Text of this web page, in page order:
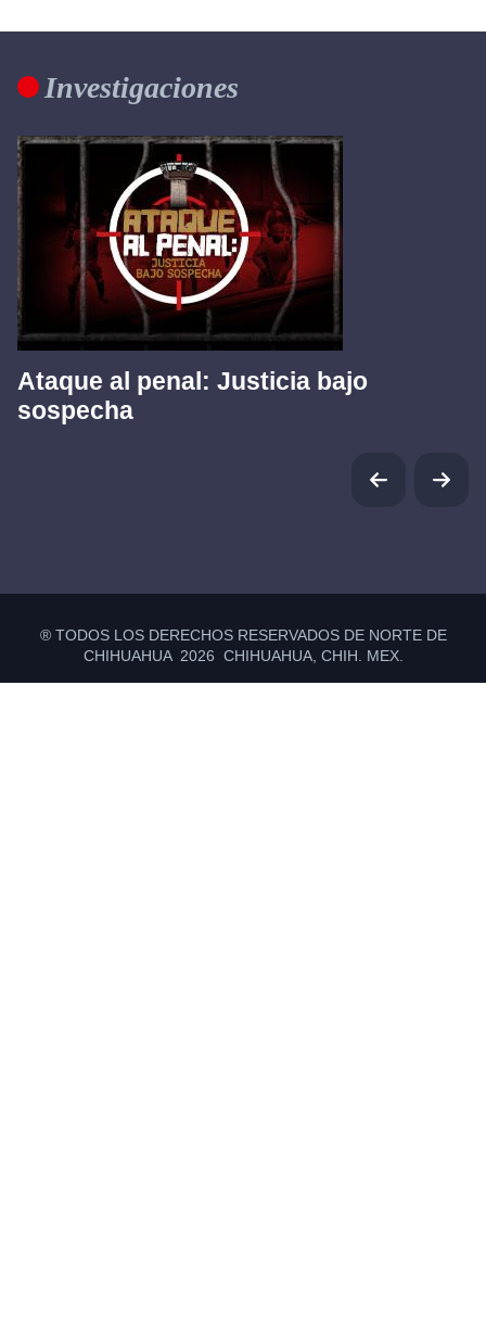
Investigaciones
Ataque al penal: Justicia bajo
sospecha
® TODOS LOS DERECHOS RESERVADOS DE NORTE DE
CHIHUAHUA 2026 CHIHUAHUA, CHIH. MEX.